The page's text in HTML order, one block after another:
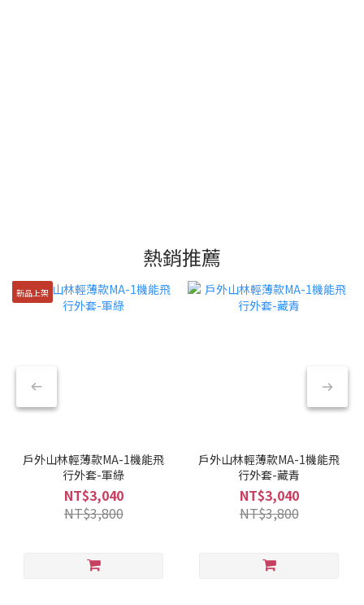
熱銷推薦
新品上架
戶外山林輕薄款MA-1機能飛
行外套-軍綠
NT$3,040
NT$3,800
戶外山林輕薄款MA-1機能飛
行外套-藏青
NT$3,040
NT$3,800